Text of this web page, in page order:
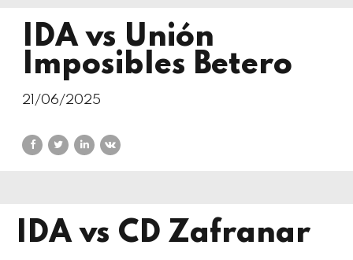
IDA vs Unión
Imposibles Betero
21/06/2025
IDA vs CD Zafranar